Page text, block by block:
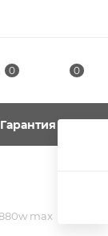
0 0
Гарантия
max